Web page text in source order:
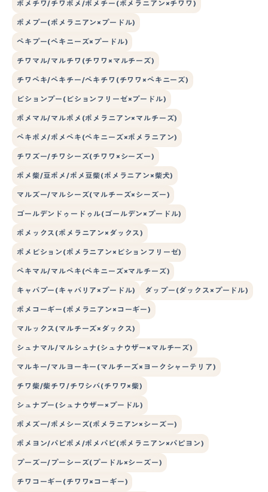
ポメチワ/チワポメ/ポメチー(ポメラニアン×チワワ)
ポメプー(ポメラニアン×プードル)
ペキプー(ペキニーズ×プードル)
チワマル/マルチワ(チワワ×マルチーズ)
チワペキ/ペキチー/ペキチワ(チワワ×ペキニーズ)
ビションプー(ビションフリーゼ×プードル)
ポメマル/マルポメ(ポメラニアン×マルチーズ)
ペキポメ/ポメペキ(ペキニーズ×ポメラニアン)
チワズー/チワシーズ(チワワ×シーズー)
ポメ柴/豆ポメ/ポメ豆柴(ポメラニアン×柴犬)
マルズー/マルシーズ(マルチーズ×シーズー)
ゴールデンドゥードゥル(ゴールデン×プードル)
ポメックス(ポメラニアン×ダックス)
ポメビション(ポメラニアン×ビションフリーゼ)
ペキマル/マルペキ(ペキニーズ×マルチーズ)
キャバプー(キャバリア×プードル) ダップー(ダックス×プードル)
ポメコーギー(ポメラニアン×コーギー)
マルックス(マルチーズ×ダックス)
シュナマル/マルシュナ(シュナウザー×マルチーズ)
マルキー/マルヨーキー(マルチーズ×ヨークシャーテリア)
チワ柴/柴チワ/チワシバ(チワワ×柴)
シュナプー(シュナウザー×プードル)
ポメズー/ポメシーズ(ポメラニアン×シーズー)
ポメヨン/パピポメ/ポメパピ(ポメラニアン×パピヨン)
プーズー/プーシーズ(プードル×シーズー)
チワコーギー(チワワ×コーギー)